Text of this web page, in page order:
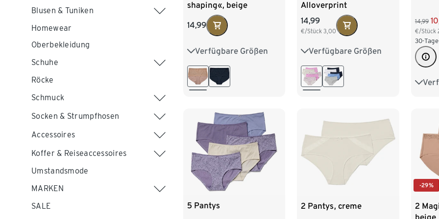
Blusen & Tuniken
Homewear
Oberbekleidung
Schuhe
Röcke
Schmuck
Socken & Strumpfhosen
Accessoires
Koffer & Reiseaccessoires
Umstandsmode
MARKEN
SALE
shaping«, beige
14,99
Verfügbare Größen
S 36/38 M 40/42
L 44/46
Alloverprint
14,99
€/Stück3,00
Verfügbare Größen
S 36/38 M 40/42
L 44/46
14,99
€/Stück
30-
S 36/
XXL
5 Pantys 2 Pantys, creme
-29%
2